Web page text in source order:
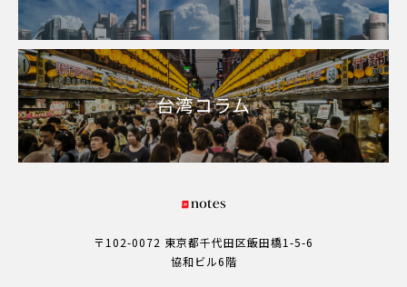
台湾コラム
〒102-0072 東京都千代田区飯田橋1-5-6
協和ビル6階